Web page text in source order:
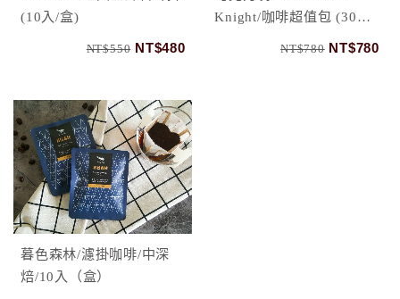
(10入/盒)
NT$550 NT$480
Knight/咖啡超值包 (30入/
NT$780 NT$780
暮色森林/濾掛咖啡/中深
焙/10入（盒）